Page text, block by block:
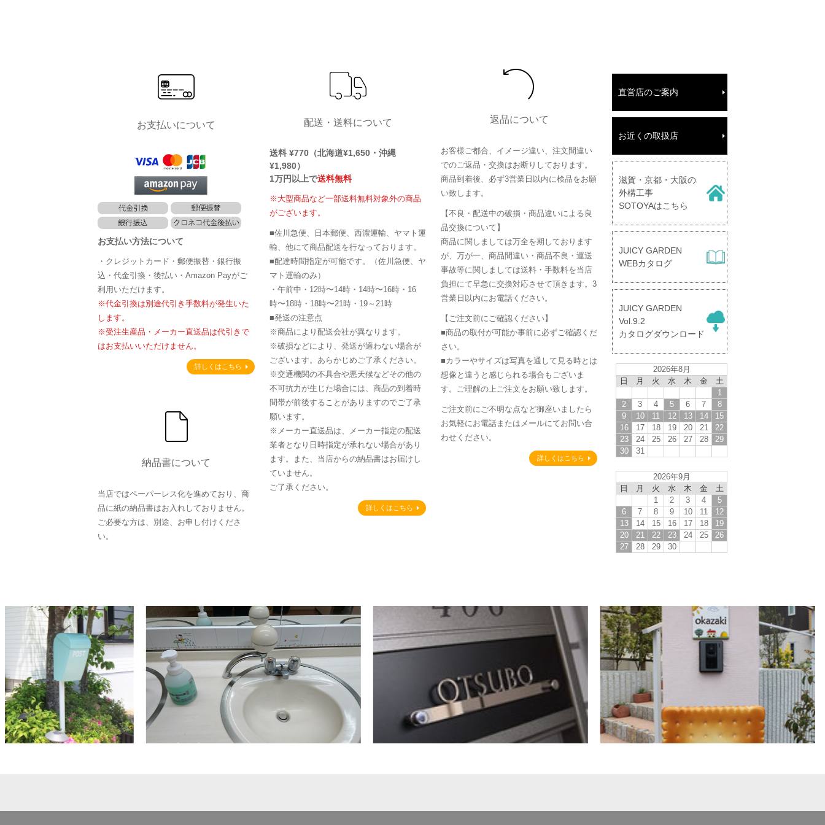
お支払いについて
お支払い方法について
・クレジットカード・郵便振替・銀行振
込・代金引換・後払い・Amazon Payがご
利用いただけます。
※代金引換は別途代引き手数料が発生いた
します。
※受注生産品・メーカー直送品は代引きで
はお支払いいただけません。
詳しくはこちら
納品書について
当店ではペーパーレス化を進めており、商
品に紙の納品書はお入れしておりません。
ご必要な方は、別途、お申し付けくださ
い。
配送・送料について
送料 ¥770（北海道¥1,650・沖縄
¥1,980）
1万円以上で送料無料
※大型商品など一部送料無料対象外の商品
がございます。
■佐川急便、日本郵便、西濃運輸、ヤマト運
輸、他にて商品配送を行なっております。
■配達時間指定が可能です。（佐川急便、ヤ
マト運輸のみ）
・午前中・12時〜14時・14時〜16時・16
時〜18時・18時〜21時・19～21時
■発送の注意点
※商品により配送会社が異なります。
※破損などにより、発送が適わない場合が
ございます。あらかじめご了承ください。
※交通機関の不具合や悪天候などその他の
不可抗力が生じた場合には、商品の到着時
間帯が前後することがありますのでご了承
願います。
※メーカー直送品は、メーカー指定の配送
業者となり日時指定が承れない場合があり
ます。また、当店からの納品書はお届けし
ていません。
ご了承ください。
詳しくはこちら
返品について
お客様ご都合、イメージ違い、注文間違い
でのご返品・交換はお断りしております。
商品到着後、必ず3営業日以内に検品をお願
い致します。
【不良・配送中の破損・商品違いによる良
品交換について】
商品に関しましては万全を期しております
が、万が一、商品間違い・商品不良・運送
事故等に関しましては送料・手数料を当店
負担にて早急に交換対応させて頂きます。3
営業日以内にお電話ください。
【ご注文前にご確認ください】
■商品の取付が可能か事前に必ずご確認くだ
さい。
■カラーやサイズは写真を通して見る時とは
想像と違うと感じられる場合もございま
す。ご理解の上ご注文をお願い致します。
ご注文前にご不明な点など御座いましたら
お気軽にお電話またはメールにてお問い合
わせください。
詳しくはこちら
直営店のご案内
お近くの取扱店
滋賀・京都・大阪の
外構工事
SOTOYAはこちら
JUICY GARDEN
WEBカタログ
JUICY GARDEN
Vol.9.2
カタログダウンロード
2026年8月
日
月 火 水 木 金
土
1
2
3 4 5 6 7
8
9
10 11 12 13 14
15
16
17 18 19 20 21
22
23
24 25 26 27 28
29
30
31
2026年9月
日
月 火 水 木 金
土
1
2 3 4
5
6
7 8 9 10 11
12
13
14 15 16 17 18
19
20
21 22 23 24 25
26
27
28 29 30